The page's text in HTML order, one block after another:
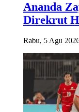
Ananda
Direkrut
Rabu, 5 Agu